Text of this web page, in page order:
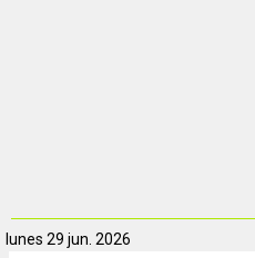
lunes 29 jun. 2026